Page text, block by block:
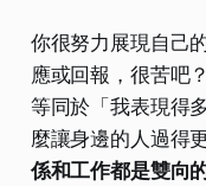
你很努力展現自己
應或回報，很苦吧
等同於「我表現得
麼讓身邊的人過得
係和工作都是雙向